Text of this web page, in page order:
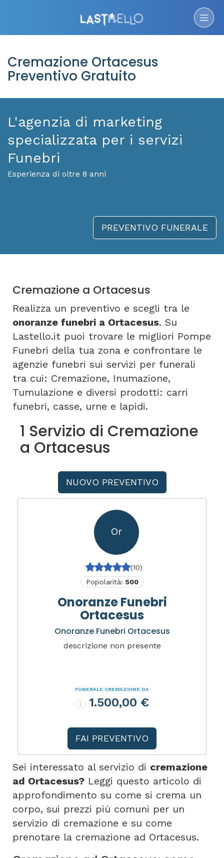
Cremazione Ortacesus
Preventivo Gratuito
L'agenzia di marketing
specializzata per i servizi
Funebri
Esperienza di oltre 8 anni
PREVENTIVO FUNERALE
Cremazione a Ortacesus
Realizza un preventivo e scegli tra le
onoranze funebri a Ortacesus. Su
Lastello.it puoi trovare le migliori Pompe
Funebri della tua zona e confrontare le
agenzie funebri sui servizi per funerali
tra cui: Cremazione, Inumazione,
Tumulazione e diversi prodotti: carri
funebri, casse, urne e lapidi.
1 Servizio di Cremazione
a Ortacesus
NUOVO PREVENTIVO
Or
(10)
Popolarità: 500
Onoranze Funebri
Ortacesus
Onoranze Funebri Ortacesus
descrizione non presente
FUNERALE CREMAZIONE DA
1.500,00 €
FAI PREVENTIVO
Sei interessato al servizio di cremazione
ad Ortacesus? Leggi questo articolo di
approfondimento su come si crema un
corpo, sui prezzi più comuni per un
servizio di cremazione e su come
prenotare la cremazione ad Ortacesus.